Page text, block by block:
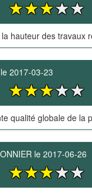
la hauteur des travaux
le 2017-03-23
qualité globale de la
le 2017-06-26